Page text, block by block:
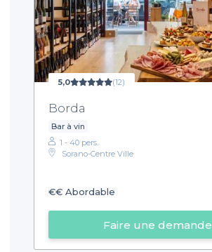
5,0 (12)
Borda
Bar à vin
1 - 40 pers.
Sorano-Centre Ville
€€ Abordable
Faire une demande